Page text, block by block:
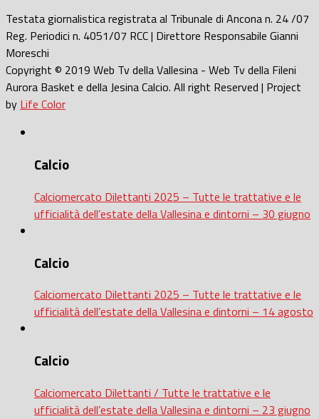
Testata giornalistica registrata al Tribunale di Ancona n. 24 /07
Reg. Periodici n. 4051/07 RCC | Direttore Responsabile Gianni
Moreschi
Copyright © 2019 Web Tv della Vallesina - Web Tv della Fileni
Aurora Basket e della Jesina Calcio. All right Reserved | Project
by Life Color
Calcio
Calciomercato Dilettanti 2025 – Tutte le trattative e le
ufficialità dell’estate della Vallesina e dintorni – 30 giugno
Calcio
Calciomercato Dilettanti 2025 – Tutte le trattative e le
ufficialità dell’estate della Vallesina e dintorni – 14 agosto
Calcio
Calciomercato Dilettanti / Tutte le trattative e le
ufficialità dell’estate della Vallesina e dintorni – 23 giugno